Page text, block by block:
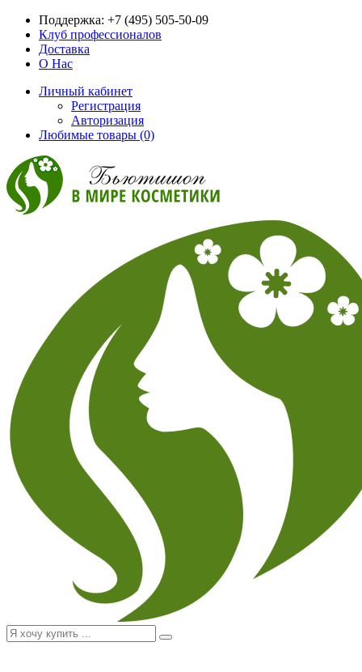
Поддержка: +7 (495) 505-50-09
Клуб профессионалов
Доставка
О Нас
Личный кабинет
Регистрация
Авторизация
Любимые товары (0)